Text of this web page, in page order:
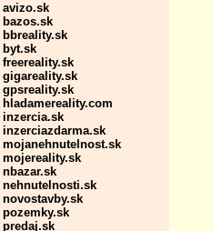
avizo.sk
bazos.sk
bbreality.sk
byt.sk
freereality.sk
gigareality.sk
gpsreality.sk
hladamereality.com
inzercia.sk
inzerciazdarma.sk
mojanehnutelnost.sk
mojereality.sk
nbazar.sk
nehnutelnosti.sk
novostavby.sk
pozemky.sk
predaj.sk